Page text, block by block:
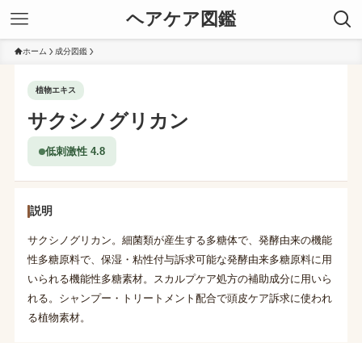
ヘアケア図鑑
ホーム 成分図鑑
植物エキス
サクシノグリカン
低刺激性 4.8
説明
サクシノグリカン。細菌類が産生する多糖体で、発酵由来の機能
性多糖原料で、保湿・粘性付与訴求可能な発酵由来多糖原料に用
いられる機能性多糖素材。スカルプケア処方の補助成分に用いら
れる。シャンプー・トリートメント配合で頭皮ケア訴求に使われ
る植物素材。